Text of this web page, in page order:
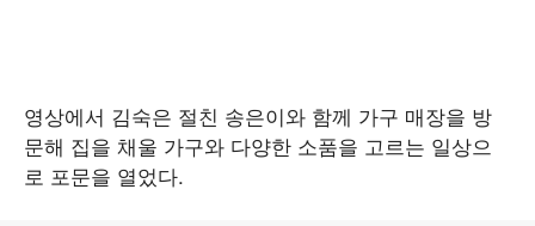
영상에서 김숙은 절친 송은이와 함께 가구 매장을 방
문해 집을 채울 가구와 다양한 소품을 고르는 일상으
로 포문을 열었다.